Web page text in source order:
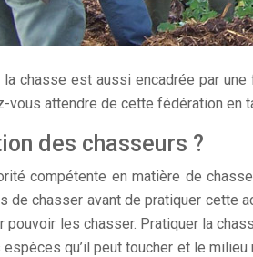
chasse est aussi encadrée par
vous attendre de cette fédération
des chasseurs ?
compétente en matière de
de chasser avant de pratiquer cette
les chasser. Pratiquer la
qu’il peut toucher et le